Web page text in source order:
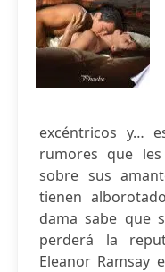
excéntricos y…
rumores que les
sobre sus
tienen
dama sabe que
perderá la
Eleanor Ramsay